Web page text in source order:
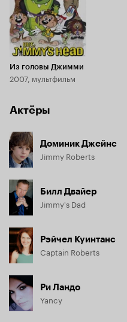
Из головы Джимми
2007, мультфильм
Актёры
Доминик Джейнс
Jimmy Roberts
Билл Двайер
Jimmy's Dad
Рэйчел Куинтанс
Captain Roberts
Ри Ландо
Yancy